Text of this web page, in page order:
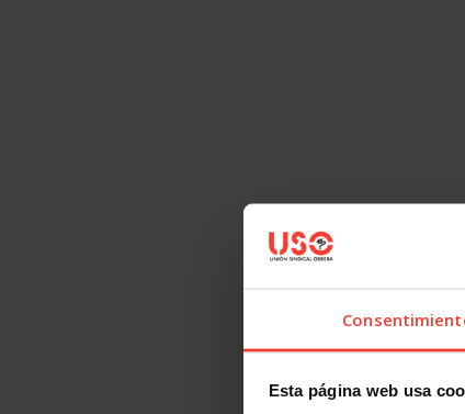
Esta página web usa